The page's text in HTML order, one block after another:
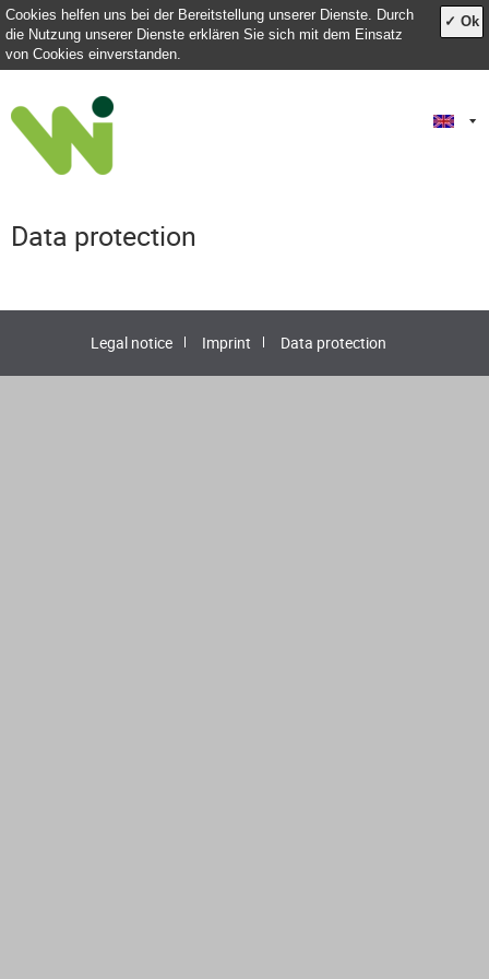
Cookies helfen uns bei der Bereitstellung unserer Dienste. Durch
die Nutzung unserer Dienste erklären Sie sich mit dem Einsatz
von Cookies einverstanden.
✓ Ok
Data protection
Legal notice Imprint Data protection